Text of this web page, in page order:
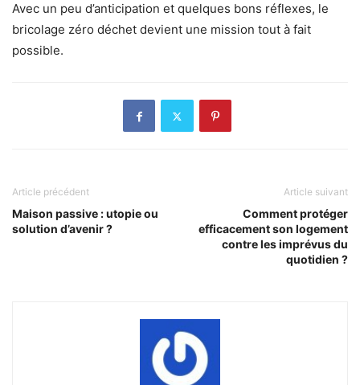
Avec un peu d’anticipation et quelques bons réflexes, le
bricolage zéro déchet devient une mission tout à fait
possible.
Article précédent
Maison passive : utopie ou
solution d’avenir ?
Article suivant
Comment protéger
efficacement son logement
contre les imprévus du
quotidien ?